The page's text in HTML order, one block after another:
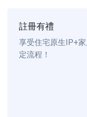
註冊有禮
享受住宅原生IP+
定流程！